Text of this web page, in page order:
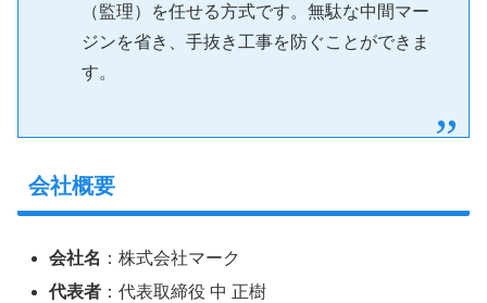
（監理）を任せる方式です。無駄な中間マー
ジンを省き、手抜き工事を防ぐことができま
す。
会社概要
会社名 ：株式会社マーク
代表者 ：代表取締役 中 正樹